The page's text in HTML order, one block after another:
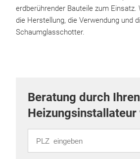
erdberührender Bauteile zum Einsatz.
die Herstellung, die Verwendung und
Schaumglasschotter.
Beratung durch Ihren